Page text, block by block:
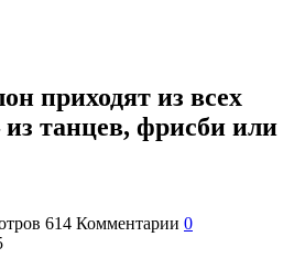
приходят из всех
танцев, фрисби или
614 Комментарии 0